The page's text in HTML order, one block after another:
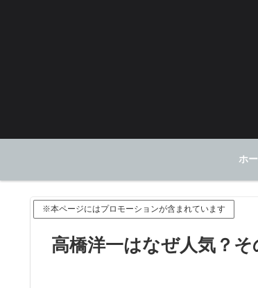
ホ
※本ページにはプロモーションが含まれています
高橋洋一はなぜ人気？